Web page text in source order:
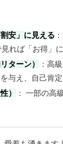
安」に見える
れば「お得」に
ターン）
：高
与え、自己肯
）
： 一部の高